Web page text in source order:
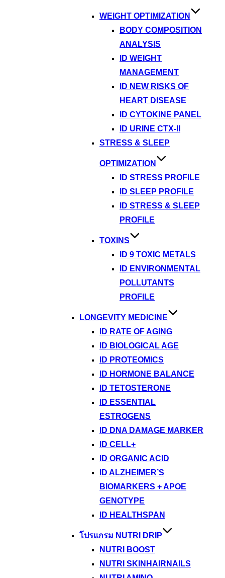
WEIGHT OPTIMIZATION
BODY COMPOSITION
ANALYSIS
ID WEIGHT
MANAGEMENT
ID NEW RISKS OF
HEART DISEASE
ID CYTOKINE PANEL
ID URINE CTX-II
STRESS & SLEEP
OPTIMIZATION
ID STRESS PROFILE
ID SLEEP PROFILE
ID STRESS & SLEEP
PROFILE
TOXINS
ID 9 TOXIC METALS
ID ENVIRONMENTAL
POLLUTANTS
PROFILE
LONGEVITY MEDICINE
ID RATE OF AGING
ID BIOLOGICAL AGE
ID PROTEOMICS
ID HORMONE BALANCE
ID TETOSTERONE
ID ESSENTIAL
ESTROGENS
ID DNA DAMAGE MARKER
ID CELL+
ID ORGANIC ACID
ID ALZHEIMER’S
BIOMARKERS + APOE
GENOTYPE
ID HEALTHSPAN
โปรแกรม NUTRI DRIP
NUTRI BOOST
NUTRI SKINHAIRNAILS